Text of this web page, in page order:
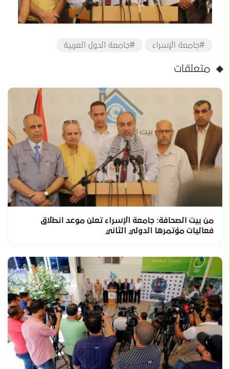
#جامعة الإسراء #جامعة الدول العربية
متعلقات
من بيت الصحافة: جامعة الإسراء تعلن موعد انطلاق
فعاليات مؤتمرها الدولي الثاني